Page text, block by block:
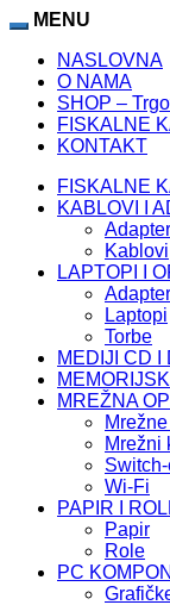
MENU
NASLOVNA
O NAMA
SHOP –
FISKALNE
KONTAKT
FISKALNE
KABLOVI I
Kablovi
LAPTOPI I
Laptopi
Torbe
MEDIJI CD I
MREŽNA
Mrežni
Wi-Fi
PAPIR I
Papir
Role
PC